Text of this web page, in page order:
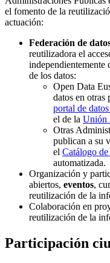
el fomento de la
actuación:
Federación de
reutilizadora el
independientemente
de los datos:
Open Data
datos en otras
portal de
el de la Unión
Otras
publican a su
el Catálogo
automatizada.
Organización y
abiertos, eventos,
reutilización de la
Colaboración en
reutilización de la
Participación